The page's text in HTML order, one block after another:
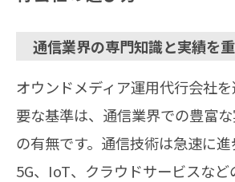
通信業界の専門知識と実績を
オウンドメディア運用代行会社
要な基準は、通信業界での豊富
の有無です。通信技術は急速に進
5G、IoT、クラウドサービスなど